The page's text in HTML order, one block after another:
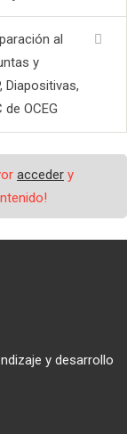
al
y
Diapositivas,
OCEG
acceder y
y desarrollo